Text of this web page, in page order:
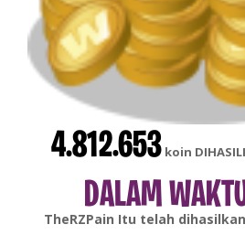
4.812.653 koin
DALAM
TheRZPain Itu telah dihasilkan